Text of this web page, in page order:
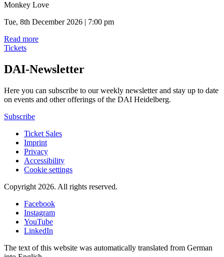
Monkey Love
Tue, 8th December 2026 | 7:00 pm
Read more
Tickets
DAI-Newsletter
Here you can subscribe to our weekly newsletter and stay up to date
on events and other offerings of the DAI Heidelberg.
Subscribe
Ticket Sales
Imprint
Privacy
Accessibility
Cookie settings
Copyright 2026. All rights reserved.
Facebook
Instagram
YouTube
LinkedIn
The text of this website was automatically translated from German